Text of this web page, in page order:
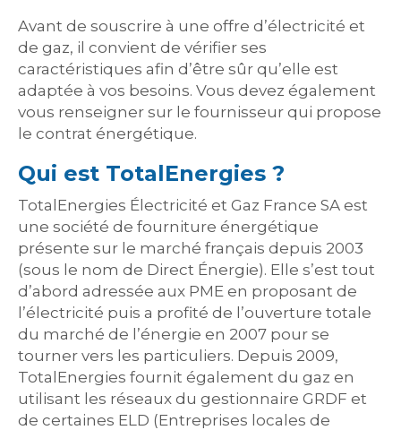
Avant de souscrire à une offre d’électricité et
de gaz, il convient de vérifier ses
caractéristiques afin d’être sûr qu’elle est
adaptée à vos besoins. Vous devez également
vous renseigner sur le fournisseur qui propose
le contrat énergétique.
Qui est TotalEnergies ?
TotalEnergies Électricité et Gaz France SA est
une société de fourniture énergétique
présente sur le marché français depuis 2003
(sous le nom de Direct Énergie). Elle s’est tout
d’abord adressée aux PME en proposant de
l’électricité puis a profité de l’ouverture totale
du marché de l’énergie en 2007 pour se
tourner vers les particuliers. Depuis 2009,
TotalEnergies fournit également du gaz en
utilisant les réseaux du gestionnaire GRDF et
de certaines ELD (Entreprises locales de